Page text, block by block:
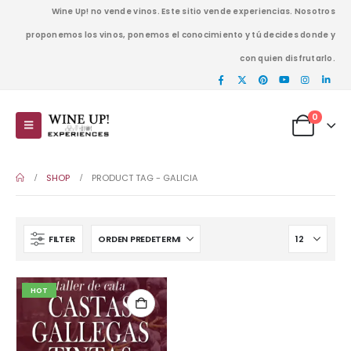
Wine Up! no vende vinos. Este sitio vende experiencias. Nosotros
proponemos los vinos, ponemos el conocimiento y tú decides donde y
con quien disfrutarlo.
0
SHOP PRODUCT TAG - GALICIA
FILTER
HOT